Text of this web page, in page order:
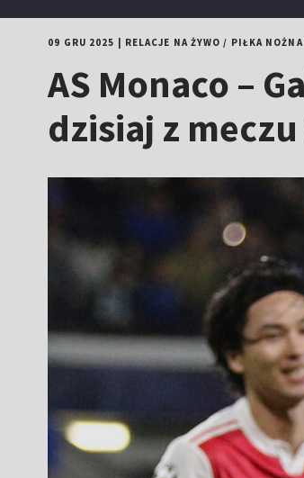
09 GRU 2025 RELACJE NA ŻYWO / PIŁKA NOŻNA
AS Monaco –
dzisiaj z